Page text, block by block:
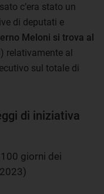
c’era stato un
di deputati e
Meloni si trova al
relativamente al
sul totale di
di iniziativa
giorni dei